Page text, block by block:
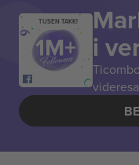
TUSEN TAKK!
i